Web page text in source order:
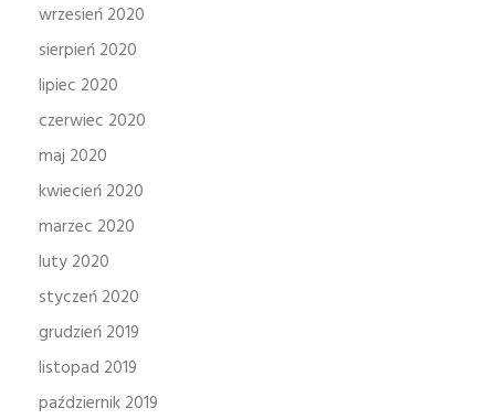
wrzesień 2020
sierpień 2020
lipiec 2020
czerwiec 2020
maj 2020
kwiecień 2020
marzec 2020
luty 2020
styczeń 2020
grudzień 2019
listopad 2019
październik 2019